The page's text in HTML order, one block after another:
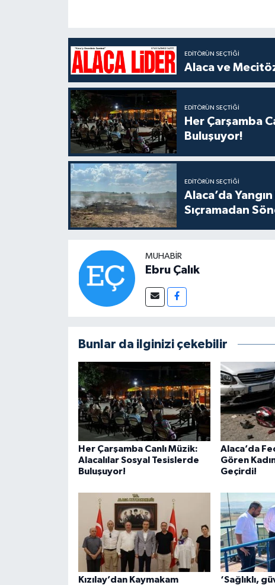
EDITÖRÜN SEÇTIĞI
Alaca ve
EDITÖRÜN SEÇTIĞI
Her Çarşamba
Buluşuyor!
EDITÖRÜN SEÇTIĞI
Alaca’da
Sıçramadan
MUHABIR
Ebru Çalık
Bunlar da ilginizi çekebilir
Her Çarşamba Canlı Müzik:
Alacalılar Sosyal Tesislerde
Buluşuyor!
Alaca’da
Gören
Geçirdi!
Kızılay’dan Kaymakam
‘Sağlıklı,